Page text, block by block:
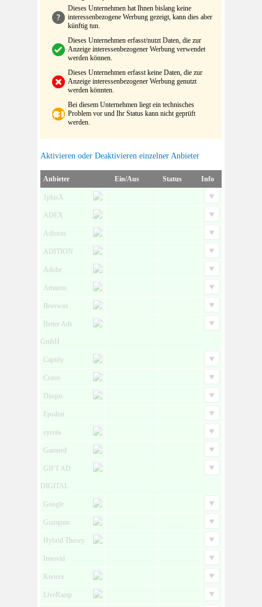
Dieses Unternehmen hat Ihnen bislang keine
interessenbezogene Werbung gezeigt, kann dies aber
künftig tun.
Dieses Unternehmen erfasst/nutzt Daten, die zur
Anzeige interessenbezogener Werbung verwendet
werden können.
Dieses Unternehmen erfasst keine Daten, die zur
Anzeige interessenbezogener Werbung genutzt
werden könnten.
Bei diesem Unternehmen liegt ein technisches
Problem vor und Ihr Status kann nicht geprüft
werden.